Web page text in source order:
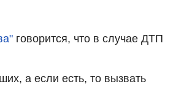
говорится, что в случае ДТП
а если есть, то вызвать